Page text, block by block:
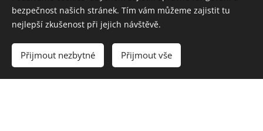
E-mail
Zvolená služba
bezpečnost našich stránek. Tím vám můžeme zajistit tu
nejlepší zkušenost při jejich návštěvě.
Přijmout nezbytné Přijmout vše